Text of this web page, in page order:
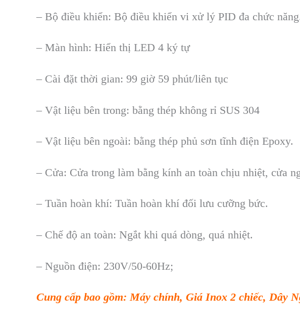
– Bộ điều khiển: Bộ điều khiển vi xử lý PID đa chức
– Màn hình: Hiển thị LED 4 ký tự
– Cài đặt thời gian: 99 giờ 59 phút/liên tục
– Vật liệu bên trong: bằng thép không rỉ SUS 304
– Vật liệu bên ngoài: bằng thép phủ sơn tĩnh điện Epoxy.
– Cửa: Cửa trong làm bằng kính an toàn chịu nhiệt, cửa
– Tuần hoàn khí: Tuần hoàn khí đối lưu cưỡng bức.
– Chế độ an toàn: Ngắt khi quá dòng, quá nhiệt.
– Nguồn điện: 230V/50-60Hz;
Cung cấp bao gồm: Máy chính, Giá Inox 2 chiếc, Dây